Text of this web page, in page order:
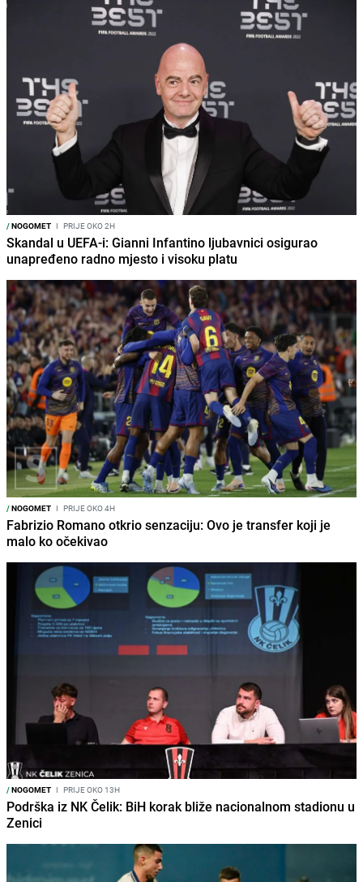
/NOGOMET I PRIJE OKO 2H
Skandal u UEFA-i: Gianni Infantino ljubavnici osigurao
unapređeno radno mjesto i visoku platu
/NOGOMET I PRIJE OKO 4H
Fabrizio Romano otkrio senzaciju: Ovo je transfer koji je
malo ko očekivao
/NOGOMET I PRIJE OKO 13H
Podrška iz NK Čelik: BiH korak bliže nacionalnom stadionu u
Zenici